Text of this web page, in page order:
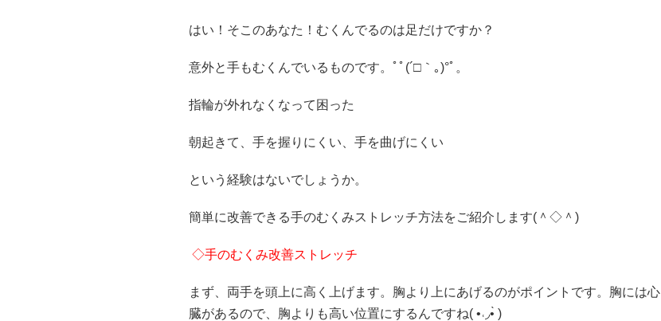
はい！そこのあなた！むくんでるのは足だけですか？
意外と手もむくんでいるものです。ﾟﾟ(´□｀｡)°ﾟ。
指輪が外れなくなって困った
朝起きて、手を握りにくい、手を曲げにくい
という経験はないでしょうか。
簡単に改善できる手のむくみストレッチ方法をご紹介します(＾◇＾)
◇手のむくみ改善ストレッチ
まず、両手を頭上に高く上げます。胸より上にあげるのがポイントです。胸には心
臓があるので、胸よりも高い位置にするんですね( •˓◞•̀ )